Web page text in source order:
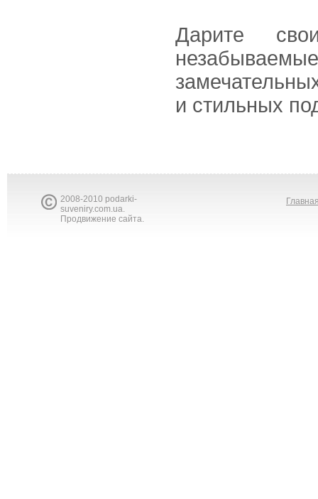
Дарите
и стильных
2008-2010 podarki-
suveniry.com.ua.
Продвижение сайта.